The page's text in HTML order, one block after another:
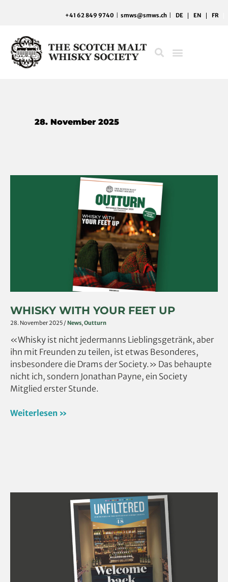
+41 62 849 9740 smws@smws.ch DE EN FR
28. November 2025
WHISKY WITH YOUR FEET UP
28. November 2025 / News, Outturn
«Whisky ist nicht jedermanns Lieblingsgetränk, aber
ihn mit Freunden zu teilen, ist etwas Besonderes,
insbesondere die Drams der Society.» Das behaupte
nicht ich, sondern Jonathan Payne, ein Society
Mitglied erster Stunde.
Weiterlesen »